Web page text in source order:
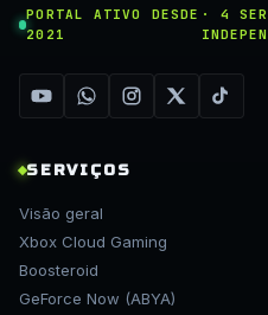
PORTAL ATIVO DESDE
2021
· 4
SERVIÇOS
Visão geral
Xbox Cloud Gaming
Boosteroid
GeForce Now (ABYA)